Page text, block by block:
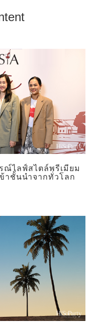
รณ์ไลฟ์สไตล์พรีเมียม
าชั้นนำจากทั่วโลก